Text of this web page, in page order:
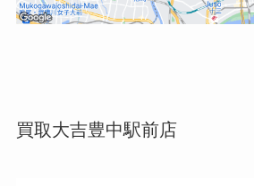
買取大吉豊中駅前店